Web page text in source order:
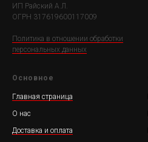
ИП Райский А.Л.
ОГРН 317619600117009
Политика в отношении обработки
персональных данных
Основное
Главная страница
О нас
Доставка и оплата